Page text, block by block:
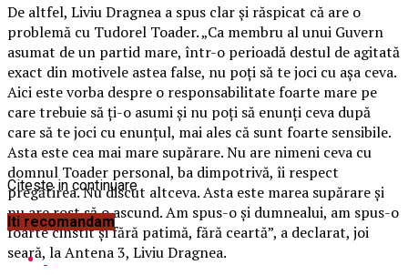
De altfel, Liviu Dragnea a spus clar și răspicat că are o
problemă cu Tudorel Toader. „Ca membru al unui Guvern
asumat de un partid mare, într-o perioadă destul de agitată
exact din motivele astea false, nu poţi să te joci cu aşa ceva.
Aici este vorba despre o responsabilitate foarte mare pe
care trebuie să ţi-o asumi şi nu poţi să enunţi ceva după
care să te joci cu enunţul, mai ales că sunt foarte sensibile.
Asta este cea mai mare supărare. Nu are nimeni ceva cu
domnul Toader personal, ba dimpotrivă, îi respect
pregătirea. Nu discut altceva. Asta este marea supărare şi
nu are rost să o ascund. Am spus-o şi dumnealui, am spus-o
foarte cinstit şi fără patimă, fără ceartă”, a declarat, joi
seară, la Antena 3, Liviu Dragnea.
Citeste in continuare
Iti recomandam